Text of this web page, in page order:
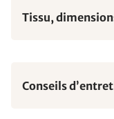
Tissu,
Conseils